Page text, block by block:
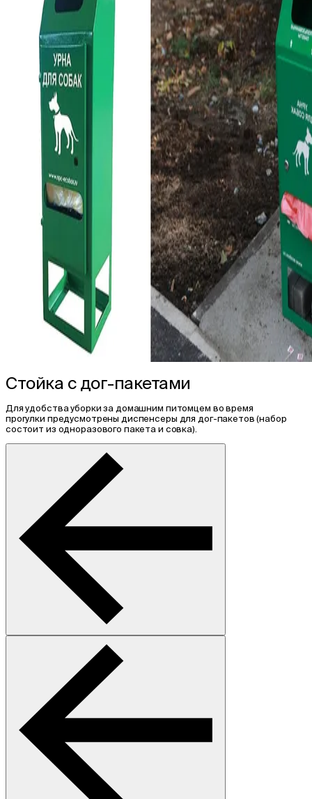
Стойка с дог-пакетами
Для удобства уборки за домашним питомцем во время
прогулки предусмотрены диспенсеры для дог-пакетов (набор
состоит из одноразового пакета и совка).